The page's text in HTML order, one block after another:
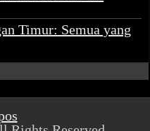
Timur: Semua yang